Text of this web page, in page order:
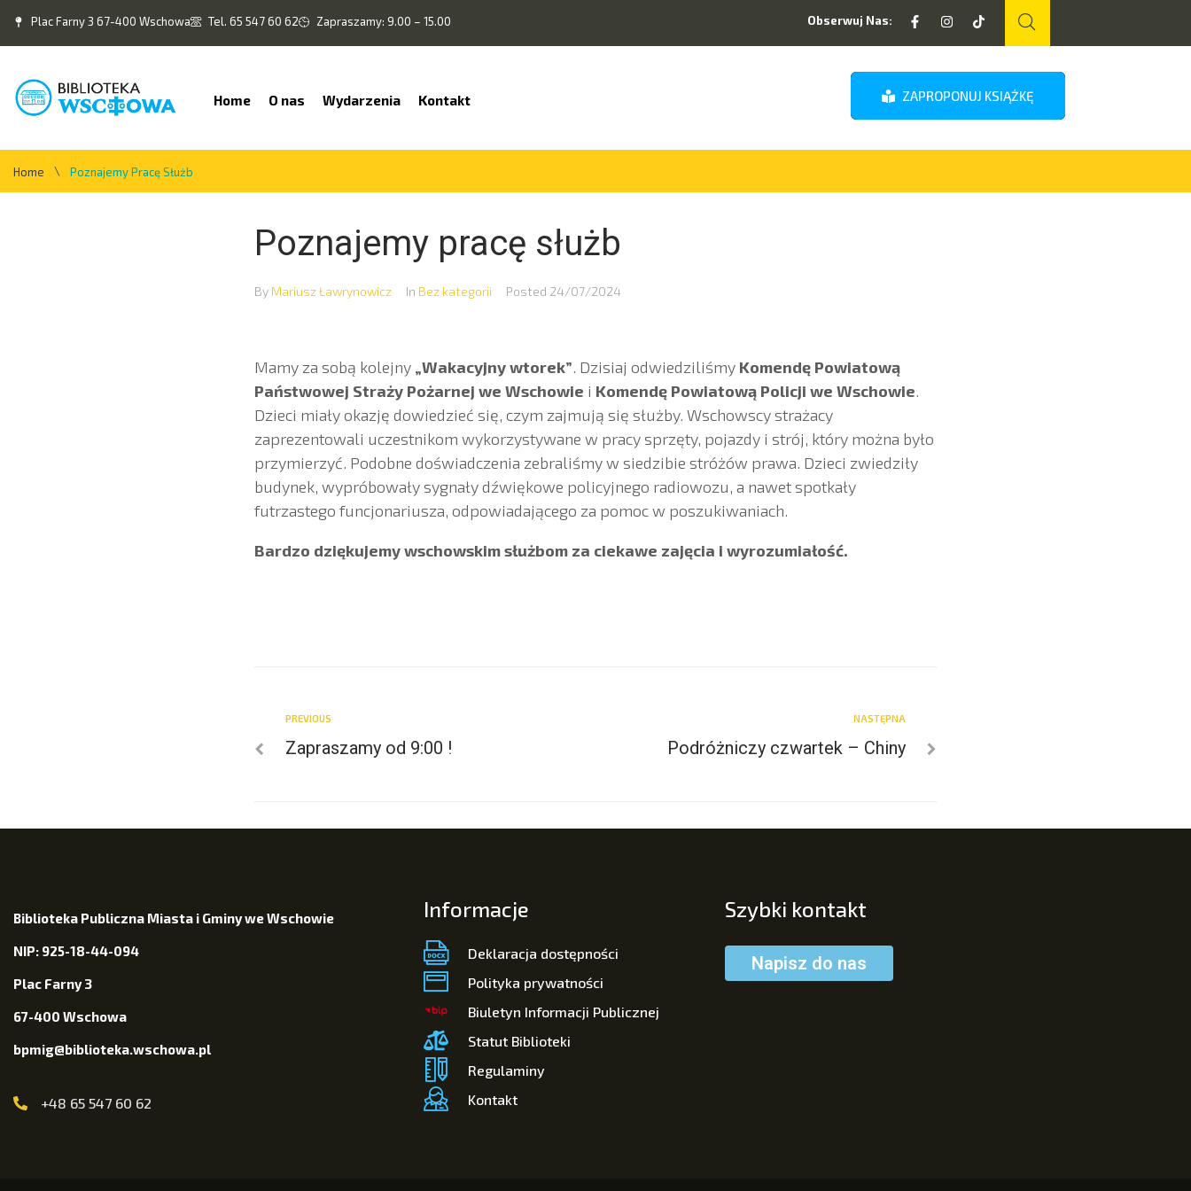
Plac Farny 3 67-400 Wschowa Tel. 65 547 60 62 Zapraszamy: 9.00 – 15.00 Obserwuj Nas:
Home O nas Wydarzenia Kontakt ZAPROPONUJ KSIĄŻKĘ
Home \ Poznajemy Pracę Służb
Poznajemy pracę służb
By Mariusz Ławrynowicz In Bez kategorii Posted 24/07/2024
Mamy za sobą kolejny „Wakacyjny wtorek”. Dzisiaj odwiedziliśmy Komendę Powiatową
Państwowej Straży Pożarnej we Wschowie i Komendę Powiatową Policji we Wschowie.
Dzieci miały okazję dowiedzieć się, czym zajmują się służby. Wschowscy strażacy
zaprezentowali uczestnikom wykorzystywane w pracy sprzęty, pojazdy i strój, który można było
przymierzyć. Podobne doświadczenia zebraliśmy w siedzibie stróżów prawa. Dzieci zwiedziły
budynek, wypróbowały sygnały dźwiękowe policyjnego radiowozu, a nawet spotkały
futrzastego funcjonariusza, odpowiadającego za pomoc w poszukiwaniach.
Bardzo dziękujemy wschowskim służbom za ciekawe zajęcia i wyrozumiałość.
PREVIOUS
Zapraszamy od 9:00 !
NASTĘPNA
Podróżniczy czwartek – Chiny
Biblioteka Publiczna Miasta i Gminy we Wschowie
NIP: 925-18-44-094
Plac Farny 3
67-400 Wschowa
bpmig@biblioteka.wschowa.pl
+48 65 547 60 62
Informacje
Deklaracja dostępności
Polityka prywatności
Biuletyn Informacji Publicznej
Statut Biblioteki
Regulaminy
Kontakt
Szybki kontakt
Napisz do nas